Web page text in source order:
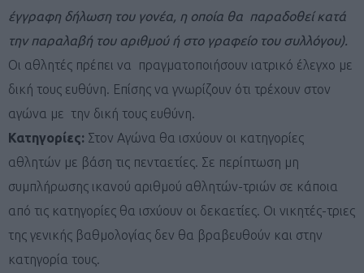
έγγραφη δήλωση του γονέα, η οποία θα παραδοθεί κατά
την παραλαβή του αριθμού ή στο γραφείο του συλλόγου).
Οι αθλητές πρέπει να πραγματοποιήσουν ιατρικό έλεγχο με
δική τους ευθύνη. Επίσης να γνωρίζουν ότι τρέχουν στον
αγώνα με την δική τους ευθύνη.
Κατηγορίες: Στον Αγώνα θα ισχύουν οι κατηγορίες
αθλητών με βάση τις πενταετίες. Σε περίπτωση μη
συμπλήρωσης ικανού αριθμού αθλητών-τριών σε κάποια
από τις κατηγορίες θα ισχύουν οι δεκαετίες. Οι νικητές-τριες
της γενικής βαθμολογίας δεν θα βραβευθούν και στην
κατηγορία τους.